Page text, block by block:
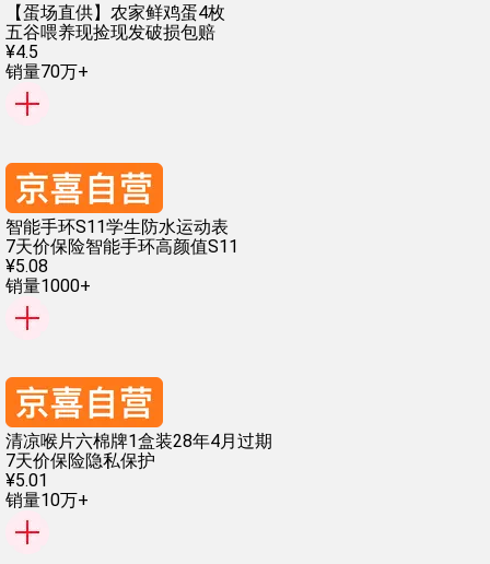
【蛋场直供】农家鲜鸡蛋4枚
五谷喂养现捡现发破损包赔
¥4.5
销量70万+
智能手环S11学生防水运动表
7天价保险智能手环高颜值S11
¥5.08
销量1000+
清凉喉片六棉牌1盒装28年4月过期
7天价保险隐私保护
¥5.01
销量10万+